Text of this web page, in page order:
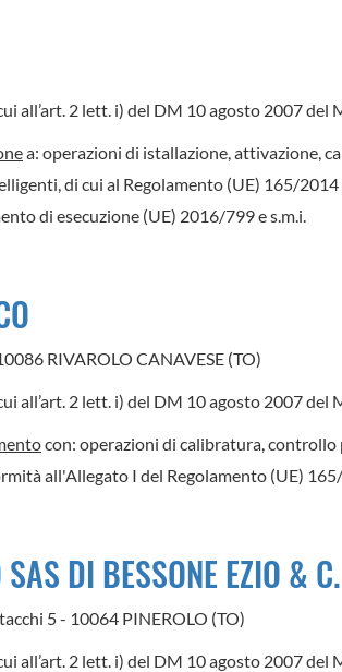
all’art. 2 lett. i) del DM 10 agosto 2007 del
a: operazioni di istallazione, attivazione,
di cui al Regolamento (UE) 165/
di esecuzione (UE) 2016/799 e s.m.i.
RIVAROLO CANAVESE (TO)
all’art. 2 lett. i) del DM 10 agosto 2007 del
con: operazioni di calibratura,
all'Allegato I del Regolamento (UE)
DI BESSONE EZIO & C.
5 - 10064 PINEROLO (TO)
all’art. 2 lett. i) del DM 10 agosto 2007 del